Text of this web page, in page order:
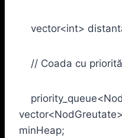
vector<int>
// Coada cu
minHeap;